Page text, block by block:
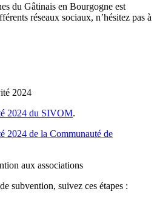
du Gâtinais en Bourgogne est
réseaux sociaux, n’hésitez pas à
2024
2024 du SIVOM.
2024 de la Communauté de
aux associations
subvention, suivez ces étapes :